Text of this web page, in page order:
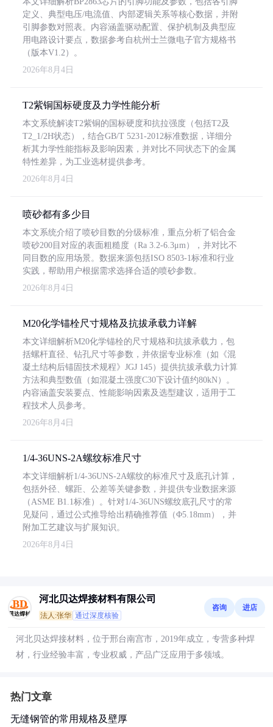
定义、典型电压/电流值、内部逻辑关系等核心数据，并附
引脚参数对照表。内容涵盖驱动配置、保护机制及典型应
用电路设计要点，数据参考自杭州士兰微电子官方规格书
（版本V1.2）。
2026年8月4日
T2紫铜国标硬度及力学性能分析
本文系统解读T2紫铜的国标硬度和抗拉强度（包括T2及
T2_1/2H状态），结合GB/T 5231-2012标准数据，详细分
析其力学性能指标及影响因素，并对比不同状态下的金属
特性差异，为工业选材提供参考。
2026年8月4日
喷砂都有多少目
本文系统介绍了喷砂目数的分级标准，重点分析了铝合金
喷砂200目对应的表面粗糙度（Ra 3.2-6.3μm），并对比不
同目数的应用场景。数据来源包括ISO 8503-1标准和行业
实践，帮助用户根据需求选择合适的喷砂参数。
2026年8月4日
M20化学锚栓尺寸规格及抗拔承载力详解
本文详细解析M20化学锚栓的尺寸规格和抗拔承载力，包
括螺杆直径、钻孔尺寸等参数，并依据专业标准（如《混
凝土结构后锚固技术规程》JGJ 145）提供抗拔承载力计算
方法和典型数值（如混凝土强度C30下设计值约80kN）。
内容涵盖安装要点、性能影响因素及选型建议，适用于工
程技术人员参考。
2026年8月4日
1/4-36UNS-2A螺纹标准尺寸
本文详细解析1/4-36UNS-2A螺纹的标准尺寸及底孔计算，
包括外径、螺距、公差等关键参数，并提供专业数据来源
（ASME B1.1标准）。针对1/4-36UNS螺纹底孔尺寸的常
见疑问，通过公式推导给出精确推荐值（Φ5.18mm），并
附加工艺建议与扩展知识。
2026年8月4日
河北贝达焊接材料有限公司
法人:张华 通过深度核验
咨询 进店
河北贝达焊接材料，位于邢台南宫市，2019年成立，专营多种焊
材，行业经验丰富，专业权威，产品广泛应用于多领域。
热门文章
无缝钢管的常用规格及壁厚